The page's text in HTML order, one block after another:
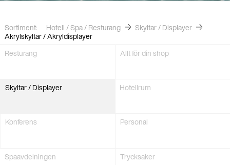
Sortiment: Hotell / Spa / Resturang
Skyltar / Displayer
Akrylskyltar / Akryl­displayer
Resturang
Allt för din shop
Skyltar / Displayer Hotellrum
Konferens Personal
Spa­avdelningen Trycksaker